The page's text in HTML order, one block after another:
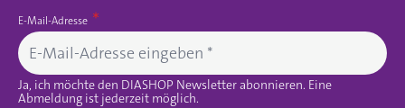
E-Mail-Adresse
Ja, ich möchte den DIASHOP Newsletter abonnieren. Eine
Abmeldung ist jederzeit möglich.